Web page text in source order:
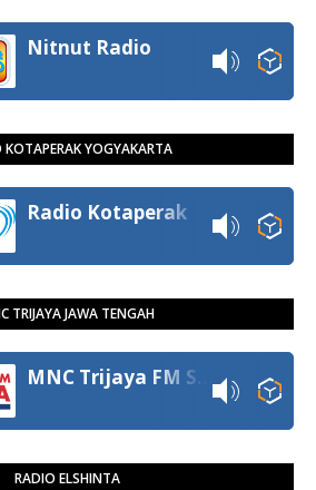
Nitnut Radio
KOTAPERAK YOGYAKARTA
Radio Kotaperak
TRIJAYA JAWA TENGAH
RADIO ELSHINTA